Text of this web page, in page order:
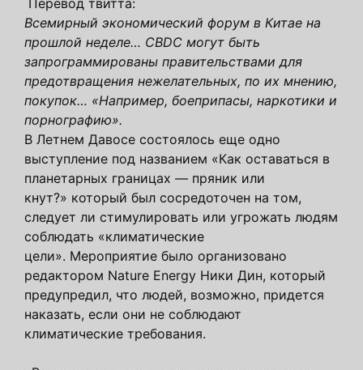
Всемирный экономический форум в Китае на
прошлой неделе… CBDC могут быть
запрограммированы правительствами для
предотвращения нежелательных, по их мнению,
покупок… «Например, боеприпасы, наркотики и
порнографию».
В Летнем Давосе состоялось еще одно
выступление под названием «Как оставаться в
планетарных границах — пряник или
кнут?» который был сосредоточен на том,
следует ли стимулировать или угрожать людям
соблюдать «климатические
цели». Мероприятие было организовано
редактором Nature Energy Ники Дин, который
предупредил, что людей, возможно, придется
наказать, если они не соблюдают
климатические требования.